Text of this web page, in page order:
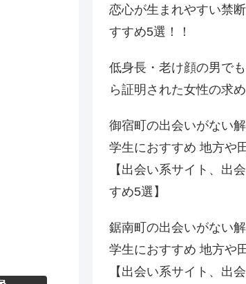
恋心が生まれやすい禁
すすめ5選！！
低身長・老け顔の男で
ら証明された女性の求
御宿町の出会いがない
学生におすすめ 地方や
【出会い系サイト、出
すめ5選】
鋸南町の出会いがない
学生におすすめ 地方や
【出会い系サイト、出